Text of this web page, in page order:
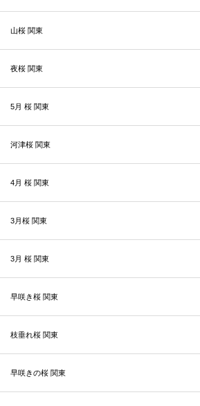
山桜 関東
夜桜 関東
5月 桜 関東
河津桜 関東
4月 桜 関東
3月桜 関東
3月 桜 関東
早咲き桜 関東
枝垂れ桜 関東
早咲きの桜 関東